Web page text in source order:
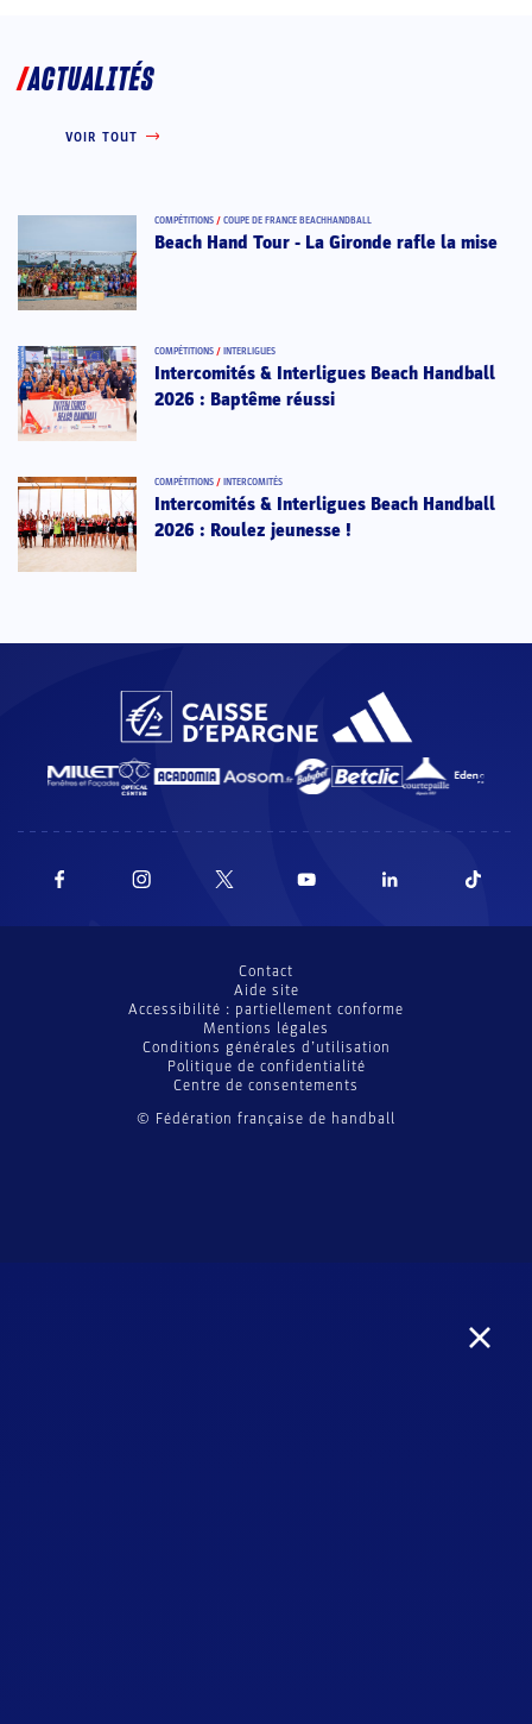
ACTUALITÉS
VOIR TOUT
COMPÉTITIONS / COUPE DE FRANCE BEACHHANDBALL
Beach Hand Tour - La Gironde rafle la mise
COMPÉTITIONS / INTERLIGUES
Intercomités & Interligues Beach Handball
2026 : Baptême réussi
COMPÉTITIONS / INTERCOMITÉS
Intercomités & Interligues Beach Handball
2026 : Roulez jeunesse !
© Fédération française de handball
Contact
Aide site
Accessibilité : partiellement conforme
Mentions légales
Conditions générales d’utilisation
Politique de confidentialité
Centre de consentements